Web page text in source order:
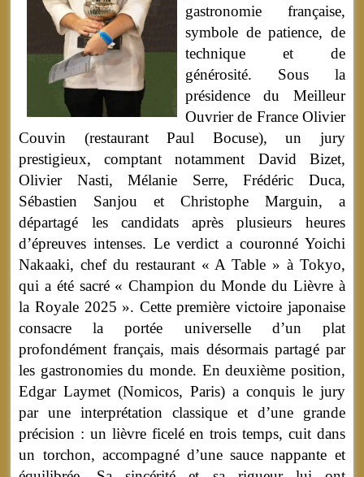
gastronomie française,
symbole de patience, de
technique et de
générosité. Sous la
présidence du Meilleur
Ouvrier de France Olivier
Couvin (restaurant Paul Bocuse), un jury
prestigieux, comptant notamment David Bizet,
Olivier Nasti, Mélanie Serre, Frédéric Duca,
Sébastien Sanjou et Christophe Marguin, a
départagé les candidats après plusieurs heures
d’épreuves intenses. Le verdict a couronné Yoichi
Nakaaki, chef du restaurant « A Table » à Tokyo,
qui a été sacré « Champion du Monde du Lièvre à
la Royale 2025 ». Cette première victoire japonaise
consacre la portée universelle d’un plat
profondément français, mais désormais partagé par
les gastronomies du monde. En deuxième position,
Edgar Laymet (Nomicos, Paris) a conquis le jury
par une interprétation classique et d’une grande
précision : un lièvre ficelé en trois temps, cuit dans
un torchon, accompagné d’une sauce nappante et